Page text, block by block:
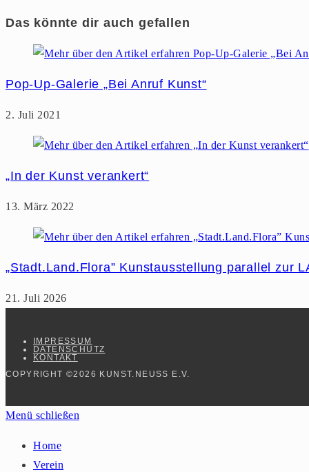
Das könnte dir auch gefallen
Pop-Up-Galerie „Bei Anruf Kunst“
2. Juli 2021
„In der Kunst verankert“
13. März 2022
„Stadt.Land.Flora” Kunstausstellung parallel zur
21. Juli 2026
IMPRESSUM
DATENSCHUTZ
KONTAKT
COPYRIGHT ©2026 KUNST.NEUSS E.V.
Menü schließen
Home
Verein